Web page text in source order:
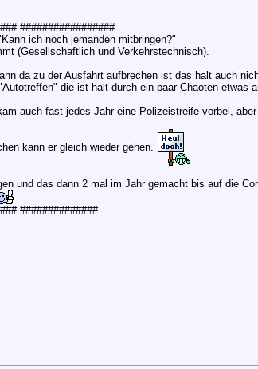
#################
ich noch jemanden mitbringen?"
(Gesellschaftlich und Verkehrstechnisch).
da zu der Ausfahrt aufbrechen ist das halt auch
die ist halt durch ein paar Chaoten etwas
auch fast jedes Jahr eine Polizeistreife vorbei,
kann er gleich wieder gehen.
und das dann 2 mal im Jahr gemacht bis auf die
##############